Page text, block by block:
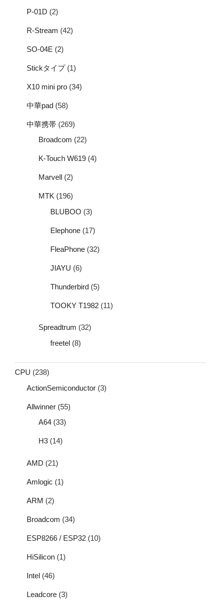
P-01D (2)
R-Stream (42)
SO-04E (2)
Stickタイプ(1)
X10 mini pro (34)
中華pad (58)
中華携帯 (269)
Broadcom (22)
K-Touch W619 (4)
Marvell (2)
MTK (196)
BLUBOO (3)
Elephone (17)
FleaPhone (32)
JIAYU (6)
Thunderbird (5)
TOOKY T1982 (11)
Spreadtrum (32)
freetel (8)
CPU (238)
ActionSemiconductor (3)
Allwinner (55)
A64 (33)
H3 (14)
AMD (21)
Amlogic (1)
ARM (2)
Broadcom (34)
ESP8266 / ESP32 (10)
HiSilicon (1)
Intel (46)
Leadcore (3)